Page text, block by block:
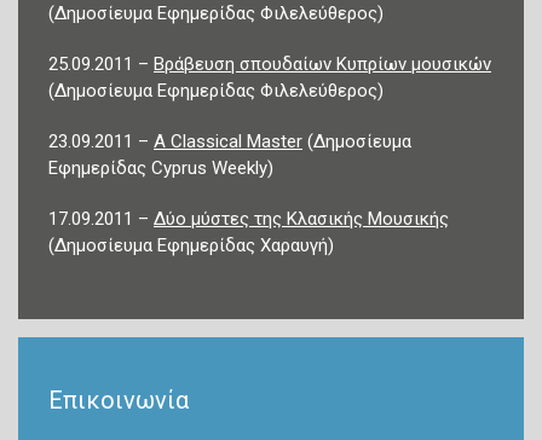
(Δημοσίευμα Εφημερίδας Φιλελεύθερος)
25.09.2011 – Βράβευση σπουδαίων Κυπρίων μουσικών
(Δημοσίευμα Εφημερίδας Φιλελεύθερος)
23.09.2011 – A Classical Master (Δημοσίευμα
Εφημερίδας Cyprus Weekly)
17.09.2011 – Δύο μύστες της Κλασικής Μουσικής
(Δημοσίευμα Εφημερίδας Χαραυγή)
Επικοινωνία